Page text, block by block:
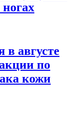
в августе
по
кожи